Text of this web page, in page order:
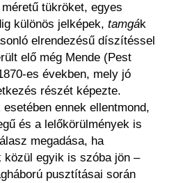
tükröket, egyes
különös jelképek, tamgák
elrendezésű díszítéssel
elő még Mende (Pest
es években, mely jó
részét képezte.
ennek ellentmond,
és a lelőkörülmények is
megadása, ha
közül egyik is szóba jön –
pusztításai során